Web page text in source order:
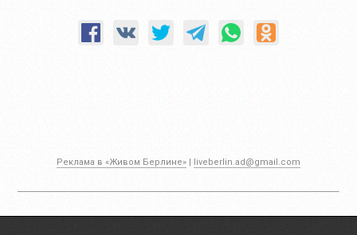
Реклама в «Живом Берлине» liveberlin.ad@gmail.com